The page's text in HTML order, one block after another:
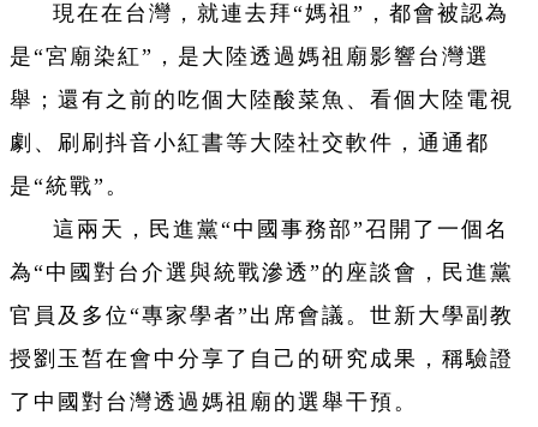
現在在台灣，就連去拜“媽祖”，都會被認為
是“宮廟染紅”，是大陸透過媽祖廟影響台灣選
舉；還有之前的吃個大陸酸菜魚、看個大陸電視
劇、刷刷抖音小紅書等大陸社交軟件，通通都
是“統戰”。
這兩天，民進黨“中國事務部”召開了一個名
為“中國對台介選與統戰滲透”的座談會，民進黨
官員及多位“專家學者”出席會議。世新大學副教
授劉玉皙在會中分享了自己的研究成果，稱驗證
了中國對台灣透過媽祖廟的選舉干預。